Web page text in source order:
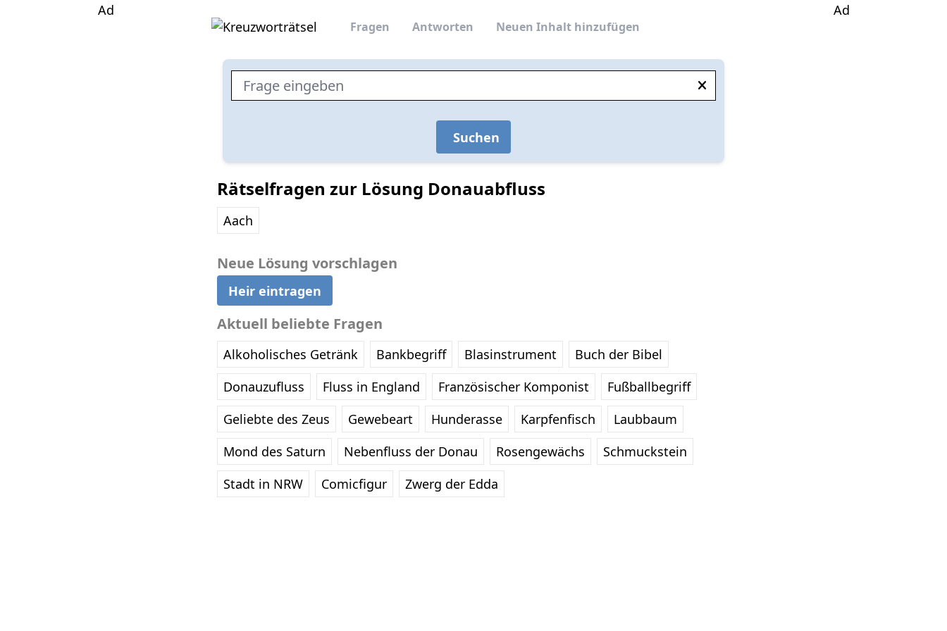
Fragen Antworten Neuen Inhalt hinzufügen
Ad Ad
Suchen
Rätselfragen zur Lösung Donauabfluss
Aach
Neue Lösung vorschlagen
Heir eintragen
Aktuell beliebte Fragen
Alkoholisches Getränk Bankbegriff Blasinstrument
Buch der Bibel
Donauzufluss
Fluss in England Französischer Komponist
Fußballbegriff
Geliebte des Zeus
Gewebeart Hunderasse Karpfenfisch
Laubbaum
Mond des Saturn
Nebenfluss der Donau Rosengewächs
Schmuckstein
Stadt in NRW
Comicfigur Zwerg der Edda